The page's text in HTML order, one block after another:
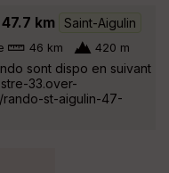
km Saint-Aigulin
46 km 420 m
sont dispo en suivant
33.over-
st-aigulin-47-